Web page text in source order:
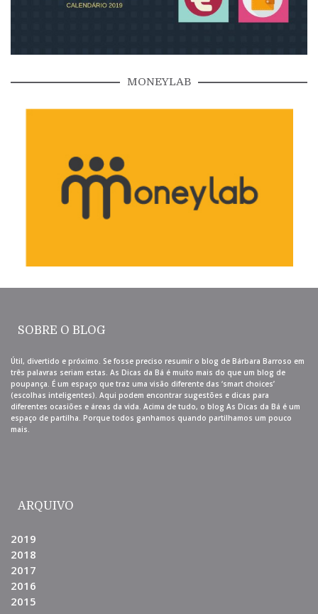
MONEYLAB
SOBRE O BLOG
Útil, divertido e próximo. Se fosse preciso resumir o blog de Bárbara Barroso em
três palavras seriam estas. As Dicas da Bá é muito mais do que um blog de
poupança. É um espaço que traz uma visão diferente das ‘smart choices’
(escolhas inteligentes). Aqui podem encontrar sugestões e dicas para
diferentes ocasiões e áreas da vida. Acima de tudo, o blog As Dicas da Bá é um
espaço de partilha. Porque todos ganhamos quando partilhamos um pouco
mais.
ARQUIVO
2019
2018
2017
2016
2015